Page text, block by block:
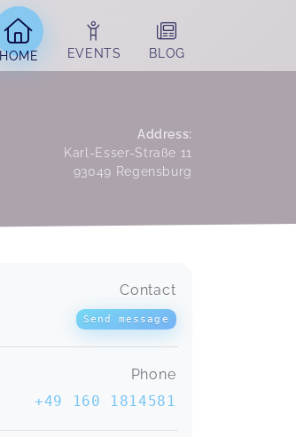
HOME
EVENTS BLOG
Address:
Karl-Esser-Straße 11
93049 Regensburg
Contact
Send message
Phone
+49 160 1814581